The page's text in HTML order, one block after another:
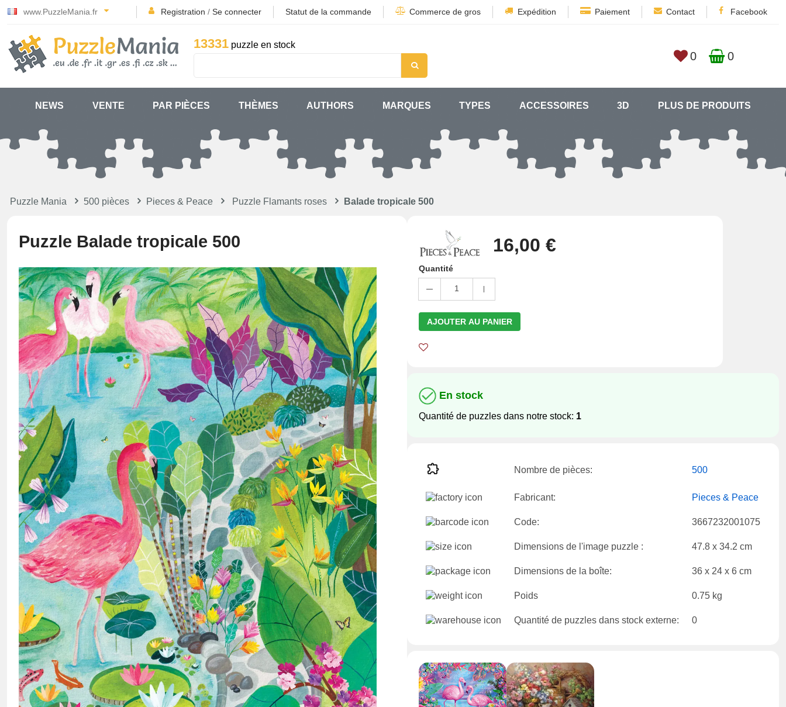
www.PuzzleMania.fr Registration / Se connecter Statut de la commande Commerce de gros Expédition Paiement Contact Facebook
13331 puzzle en stock
0 0
NEWS VENTE PAR PIÈCES THÈMES AUTHORS MARQUES TYPES ACCESSOIRES 3D PLUS DE PRODUITS
Puzzle Mania 500 pièces Pieces & Peace Puzzle Flamants roses Balade tropicale 500
Puzzle Balade tropicale 500 16,00 €
Quantité
1
AJOUTER AU PANIER
En stock
Quantité de puzzles dans notre stock: 1
Nombre de pièces: 500
Fabricant: Pieces & Peace
Code: 3667232001075
Dimensions de l'image puzzle : 47.8 x 34.2 cm
Dimensions de la boîte: 36 x 24 x 6 cm
Poids 0.75 kg
Quantité de puzzles dans stock externe: 0